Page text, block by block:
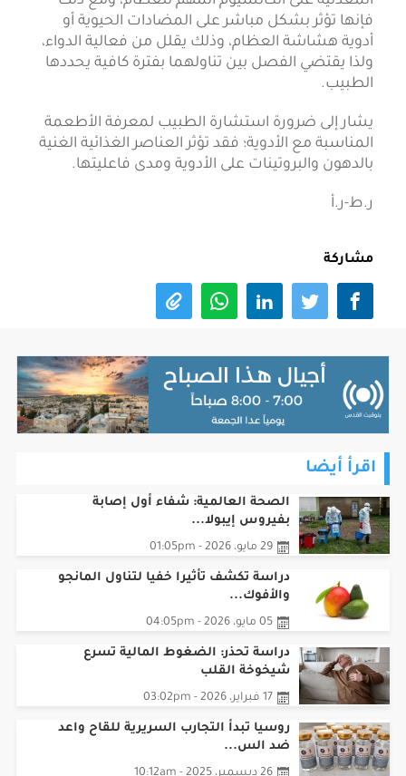
فإنها تؤثر بشكل مباشر على المضادات الحيوية أو
‫أدوية هشاشة العظام، وذلك يقلل من فعالية الدواء،
ولذا يقتضي ‫الفصل بين تناولهما بفترة كافية يحددها
الطبيب.
يشار إلى ضرورة استشارة ‫الطبيب لمعرفة الأطعمة
المناسبة مع الأدوية؛ فقد تؤثر العناصر ‫الغذائية الغنية
بالدهون والبروتينات على الأدوية ومدى فاعليتها.
ر.ط-ر.أ
مشاركة
اقرأ أيضا
الصحة العالمية: شفاء أول إصابة
بفيروس إيبولا...
29 مايو، 2026 - 01:05pm
دراسة تكشف تأثيرا خفيا لتناول المانجو
والأفوك...
05 مايو، 2026 - 04:05pm
دراسة تحذر: الضغوط المالية تسرع
شيخوخة القلب
17 فبراير، 2026 - 03:02pm
روسيا تبدأ التجارب السريرية للقاح واعد
ضد الس...